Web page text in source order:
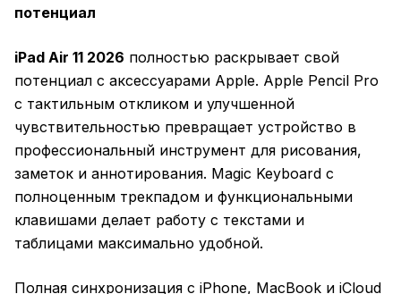
потенциал
iPad Air 11 2026 полностью раскрывает свой
потенциал с аксессуарами Apple. Apple Pencil Pro
с тактильным откликом и улучшенной
чувствительностью превращает устройство в
профессиональный инструмент для рисования,
заметок и аннотирования. Magic Keyboard с
полноценным трекпадом и функциональными
клавишами делает работу с текстами и
таблицами максимально удобной.
Полная синхронизация с iPhone, MacBook и iCloud